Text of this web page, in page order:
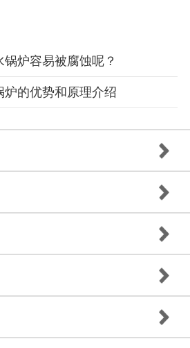
锅炉容易被腐蚀呢？
炉的优势和原理介绍